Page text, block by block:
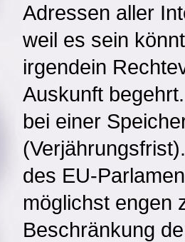
Adressen aller
weil es sein
irgendein
Auskunft
bei einer
des EU-
möglichst engen
Beschränkung